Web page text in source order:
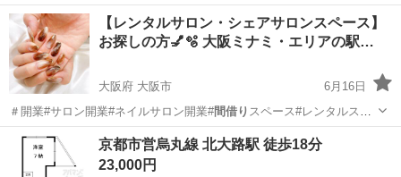
営業 ・ポップア… 開業#カフェ開業#間借りスペース#レンタル…
大阪 大阪市 レンタルオフィス エリア
【レンタルサロン・シェアサロンスペース】
お探しの方💅🫧 大阪ミナミ・エリアの駅…
大阪府 大阪市
6月16日
＃開業#サロン開業#ネイルサロン開業#間借り スペース#レンタルスペ
ース ＃シェアサ…
大阪 レンタルオフィス
京都市営烏丸線 北大路駅 徒歩18分
23,000円